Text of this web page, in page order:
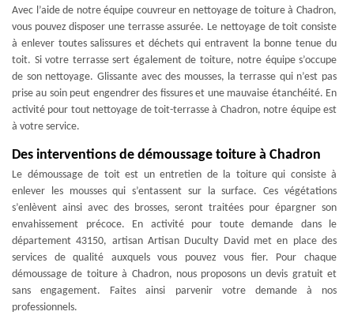
Avec l’aide de notre équipe couvreur en nettoyage de toiture à Chadron,
vous pouvez disposer une terrasse assurée. Le nettoyage de toit consiste
à enlever toutes salissures et déchets qui entravent la bonne tenue du
toit. Si votre terrasse sert également de toiture, notre équipe s’occupe
de son nettoyage. Glissante avec des mousses, la terrasse qui n’est pas
prise au soin peut engendrer des fissures et une mauvaise étanchéité. En
activité pour tout nettoyage de toit-terrasse à Chadron, notre équipe est
à votre service.
Des interventions de démoussage toiture à Chadron
Le démoussage de toit est un entretien de la toiture qui consiste à
enlever les mousses qui s’entassent sur la surface. Ces végétations
s’enlèvent ainsi avec des brosses, seront traitées pour épargner son
envahissement précoce. En activité pour toute demande dans le
département 43150, artisan Artisan Duculty David met en place des
services de qualité auxquels vous pouvez vous fier. Pour chaque
démoussage de toiture à Chadron, nous proposons un devis gratuit et
sans engagement. Faites ainsi parvenir votre demande à nos
professionnels.